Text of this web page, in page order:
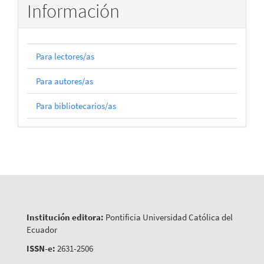
Información
Para lectores/as
Para autores/as
Para bibliotecarios/as
Institución editora: Pontificia Universidad Católica del
Ecuador
ISSN-e: 2631-2506